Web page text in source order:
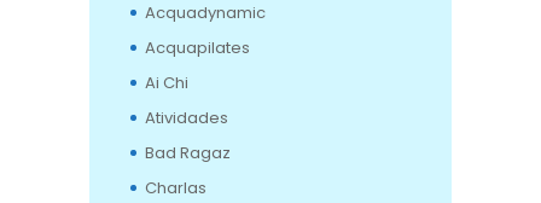
Acquadynamic
Acquapilates
Ai Chi
Atividades
Bad Ragaz
Charlas